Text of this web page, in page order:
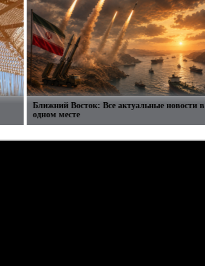
Ближний Восток: Все актуальные новости в
одном месте